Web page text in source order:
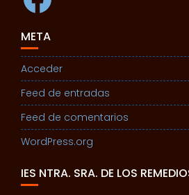
META
Acceder
Feed de entradas
Feed de comentarios
WordPress.org
IES NTRA. SRA. DE LOS